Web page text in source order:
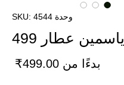
وحدة SKU: 4544
ياسمين عطار 499
بدءًا من 499.00₹